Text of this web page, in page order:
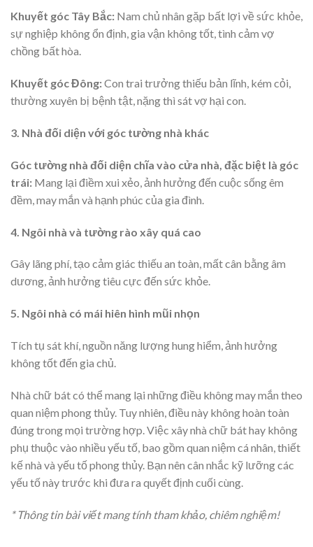
Khuyết góc Tây Bắc: Nam chủ nhân gặp bất lợi về sức khỏe,
sự nghiệp không ổn định, gia vận không tốt, tình cảm vợ
chồng bất hòa.
Khuyết góc Đông:Con trai trưởng thiếu bản lĩnh, kém cỏi,
thường xuyên bị bệnh tật, nặng thì sát vợ hại con.
3. Nhà đối diện với góc tường nhà khác
Góc tường nhà đối diện chĩa vào cửa nhà, đặc biệt là góc
trái: Mang lại điềm xui xẻo, ảnh hưởng đến cuộc sống êm
đềm, may mắn và hạnh phúc của gia đình.
4. Ngôi nhà và tường rào xây quá cao
Gây lãng phí, tạo cảm giác thiếu an toàn, mất cân bằng âm
dương, ảnh hưởng tiêu cực đến sức khỏe.
5. Ngôi nhà có mái hiên hình mũi nhọn
Tích tụ sát khí, nguồn năng lượng hung hiểm, ảnh hưởng
không tốt đến gia chủ.
Nhà chữ bát có thể mang lại những điều không may mắn theo
quan niệm phong thủy. Tuy nhiên, điều này không hoàn toàn
đúng trong mọi trường hợp. Việc xây nhà chữ bát hay không
phụ thuộc vào nhiều yếu tố, bao gồm quan niệm cá nhân, thiết
kế nhà và yếu tố phong thủy. Bạn nên cân nhắc kỹ lưỡng các
yếu tố này trước khi đưa ra quyết định cuối cùng.
* Thông tin bài viết mang tính tham khảo, chiêm nghiệm!